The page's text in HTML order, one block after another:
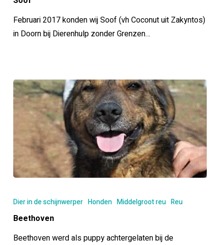
Februari 2017 konden wij Soof (vh Coconut uit Zakyntos)
in Doorn bij Dierenhulp zonder Grenzen…
Dier in de schijnwerper Honden Middelgroot reu Reu
Beethoven
Beethoven werd als puppy achtergelaten bij de